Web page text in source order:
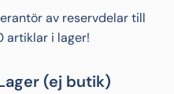
av reservdelar till
artiklar i lager!
(ej butik)